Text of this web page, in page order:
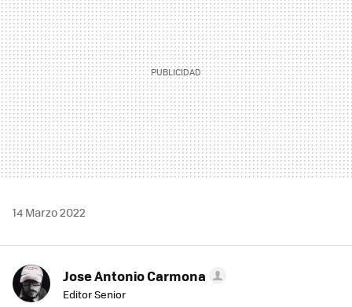
14 Marzo 2022
Jose Antonio Carmona
Editor Senior